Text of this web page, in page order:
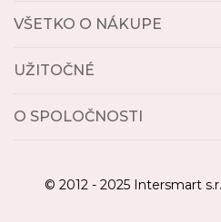
VŠETKO O NÁKUPE
UŽITOČNÉ
O SPOLOČNOSTI
© 2012 - 2025 Intersmart